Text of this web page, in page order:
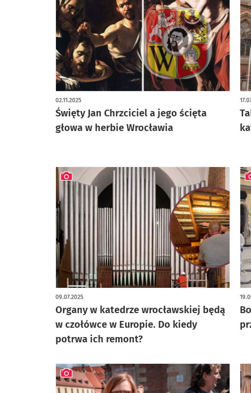
Święty Jan Chrzciciel a jego ścięta
głowa w herbie Wrocławia
02.11.2025
artykuł z galerią zdjęć
Organy w katedrze wrocławskiej będą
w czołówce w Europie. Do kiedy
potrwa ich remont?
09.07.2025
artykuł z galerią zdjęć